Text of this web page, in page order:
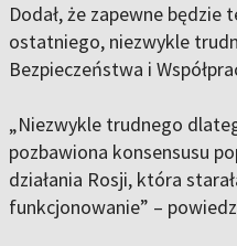
Dodał, że zapewne
ostatniego, niezwykle
Bezpieczeństwa i
„Niezwykle trudnego
pozbawiona konsensusu
działania Rosji, która
funkcjonowanie” –